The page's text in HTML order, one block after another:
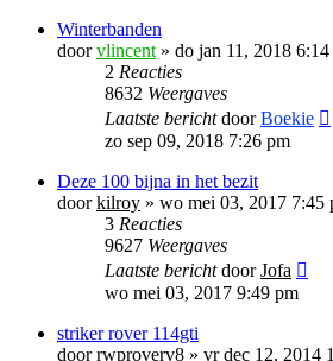
Winterbanden
doorvlincent » do jan 11, 2018
2 Reacties
8632 Weergaves
Laatste berichtdoorBoekie
zo sep 09, 2018 7:26 pm
Deze 100 bijna in het bezit
doorkilroy » wo mei 03, 2017 7:45
3 Reacties
9627 Weergaves
Laatste berichtdoorJofa
wo mei 03, 2017 9:49 pm
striker rover 114gti
doorrwproverv8 » vr dec 12, 2014